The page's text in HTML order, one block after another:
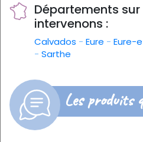
Départements
intervenons :
Calvados - Eure - Eure-
- Sarthe
Les produits